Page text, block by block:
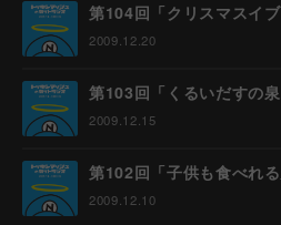
第104回「クリスマスイブ
2009.12.20
第103回「くるいだすの泉
2009.12.15
第102回「子供も食べれる
2009.12.10